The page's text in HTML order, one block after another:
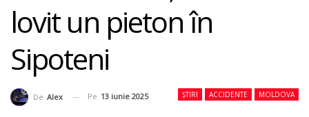
lovit un pieton în
Sipoteni
ȘTIRI ACCIDENTE MOLDOVA
De Alex Pe 13 iunie 2025